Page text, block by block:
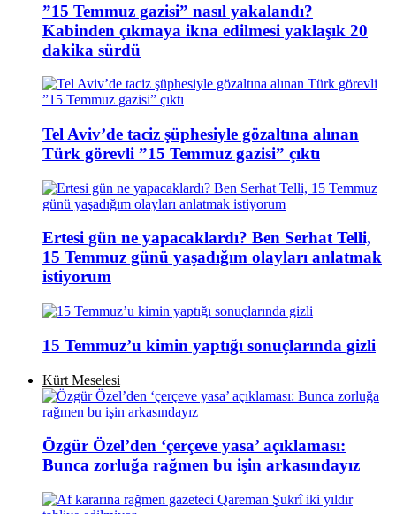
”15 Temmuz gazisi” nasıl yakalandı?
Kabinden çıkmaya ikna edilmesi yaklaşık 20
dakika sürdü
Tel Aviv’de taciz şüphesiyle gözaltına alınan
Türk görevli ”15 Temmuz gazisi” çıktı
Ertesi gün ne yapacaklardı? Ben Serhat Telli,
15 Temmuz günü yaşadığım olayları anlatmak
istiyorum
15 Temmuz’u kimin yaptığı sonuçlarında gizli
Kürt Meselesi
Özgür Özel’den ‘çerçeve yasa’ açıklaması:
Bunca zorluğa rağmen bu işin arkasındayız